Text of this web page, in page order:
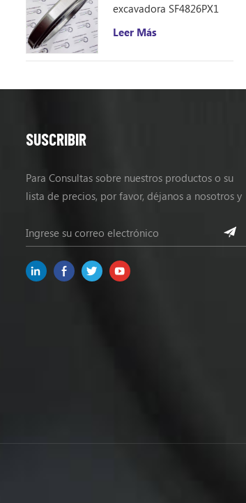
excavadora SF4826PX1
(240 * 310 * 33)
Leer Más
SUSCRIBIR
Para Consultas sobre nuestros productos o su
lista de precios, por favor, déjanos a nosotros y